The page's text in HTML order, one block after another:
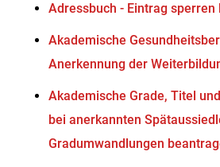
Adressbuch - Eintrag sperren
Akademische
Anerkennung der
Akademische Grade, Titel
bei anerkannten
Gradumwandlungen